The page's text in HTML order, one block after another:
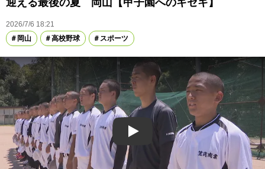
迎える最後の夏 岡山【甲子園へのキセキ】
2026/7/6 18:21
岡山
高校野球 スポーツ
Play